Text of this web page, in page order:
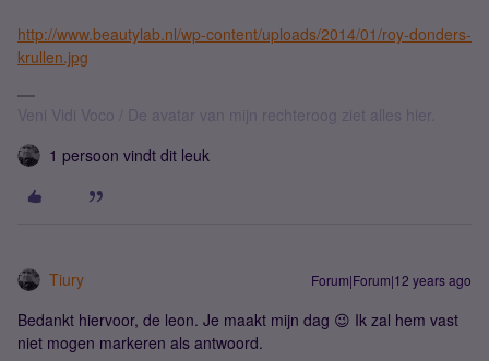
http://www.beautylab.nl/wp-content/uploads/2014/01/roy-donders-
krullen.jpg
Veni Vidi Voco / De avatar van mijn rechteroog ziet alles hier.
1 persoon vindt dit leuk
Tiury Forum|Forum|12 years ago
Bedankt hiervoor, de leon. Je maakt mijn dag 😉 Ik zal hem vast
niet mogen markeren als antwoord.